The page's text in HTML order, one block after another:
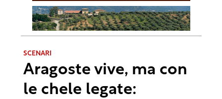
SCENARI
Aragoste vive, ma con
le chele legate: